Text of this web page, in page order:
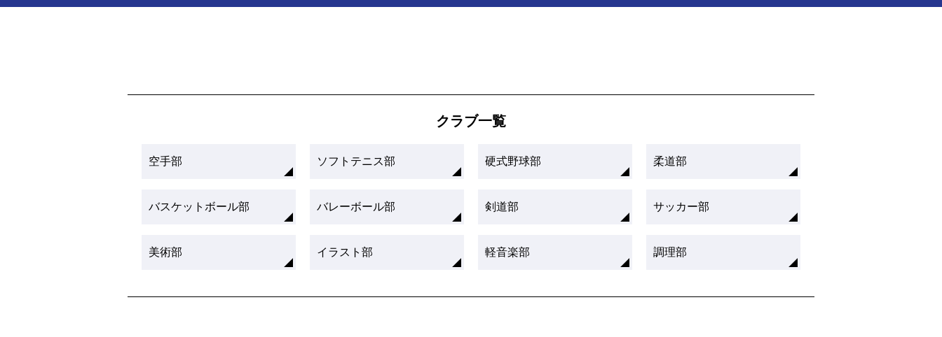
クラブ一覧
空手部 ソフトテニス部 硬式野球部 柔道部
バスケットボール部 バレーボール部 剣道部 サッカー部
美術部 イラスト部 軽音楽部 調理部